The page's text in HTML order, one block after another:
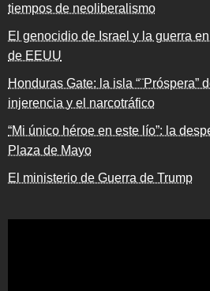
tiempos de neoliberalismo
El genocidio de Israel y la guerra
de EEUU
Honduras Gate: la isla “¨Próspera”
injerencia y el narcotráfico
“Mi único héroe en este lío”: la
Plaza de Mayo
El ministerio de Guerra de Trump